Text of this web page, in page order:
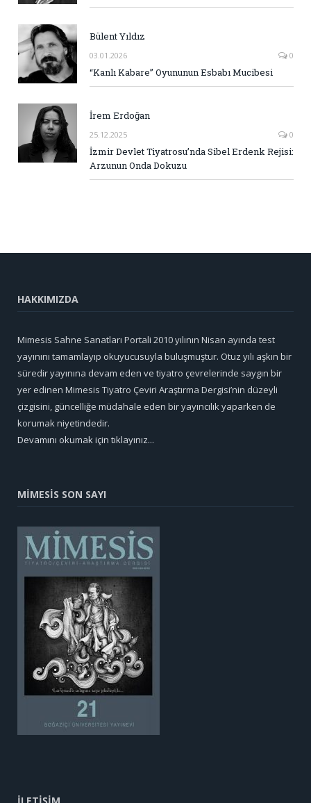
Bülent Yıldız
03.01.2026 0
“Kanlı Kabare” Oyununun Esbabı Mucibesi
İrem Erdoğan
25.12.2025 0
İzmir Devlet Tiyatrosu’nda Sibel Erdenk Rejisi:
Arzunun Onda Dokuzu
HAKKIMIZDA
Mimesis Sahne Sanatları Portali 2010 yılının Nisan ayında test
yayınını tamamlayıp okuyucusuyla buluşmuştur. Otuz yılı aşkın bir
süredir yayınına devam eden ve tiyatro çevrelerinde saygın bir
yer edinen Mimesis Tiyatro Çeviri Araştırma Dergisi’nin düzeyli
çizgisini, güncelliğe müdahale eden bir yayıncılık yaparken de
korumak niyetindedir.
Devamını okumak için tıklayınız...
MİMESİS SON SAYI
İLETİŞİM